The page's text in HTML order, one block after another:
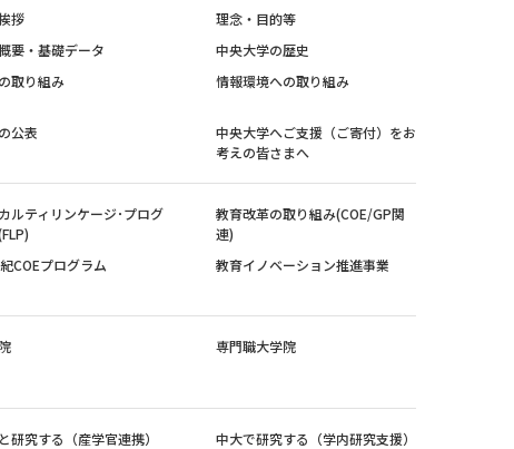
拶
理念・目的等
要・基礎データ
中央大学の歴史
取り組み 情報環境への取り組み
公表
中央大学へご支援（ご寄付）をお
考えの皆さまへ
ルティリンケージ･プログ
教育改革の取り組み(COE/GP関
連)
COEプログラム 教育イノベーション推進事業
専門職大学院
研究する（産学官連携）
中大で研究する（学内研究支援）